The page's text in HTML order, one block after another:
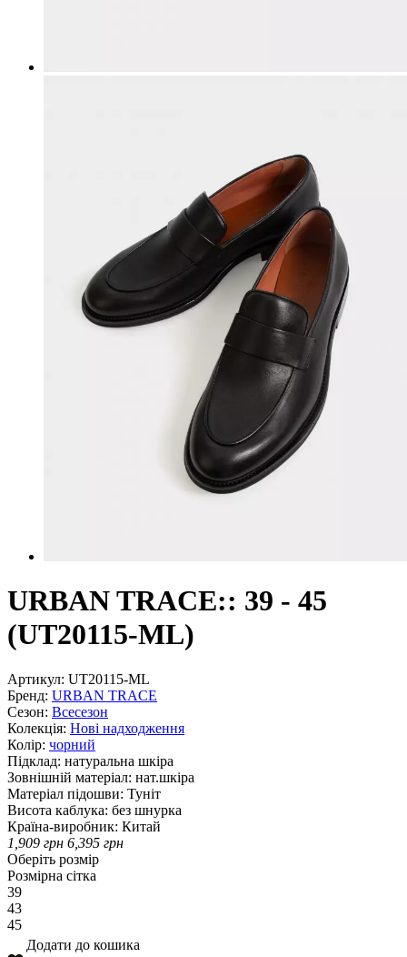
URBAN TRACE:: 39 - 45
(UT20115-ML)
Артикул: UT20115-ML
Бренд: URBAN TRACE
Сезон: Всесезон
Колекція: Нові надходження
Колір: чорний
Підклад: натуральна шкiра
Зовнішній матеріал: нат.шкіра
Матеріал підошви: Туніт
Висота каблука: без шнурка
Країна-виробник: Китай
1,909 грн 6,395 грн
Оберіть розмір
Розмірна сітка
39
43
45
Додати до кошика